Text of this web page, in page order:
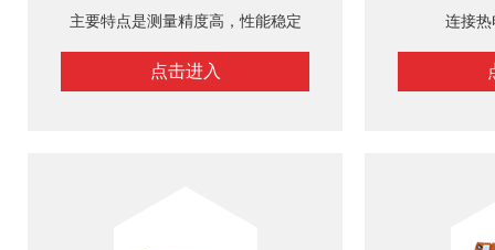
主要特点是测量精度高，性能稳定
点击进入
连接